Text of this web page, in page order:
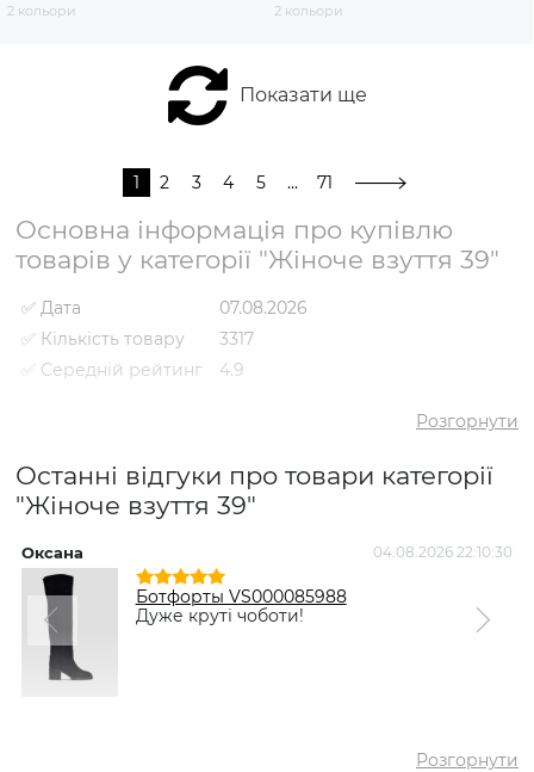
2 кольори
2 кольори
Показати ще
1 2 3 4 5 ... 71
Основна інформація про купівлю
товарів у категорії "Жіноче взуття 39"
✅ Дата
07.08.2026
✅ Кількість товару
3317
✅ Середній рейтинг
4.9
✅ Найдорожчий
товар
8795 грн
товар
Розгорнути
Останні відгуки про товари категорії
"Жіноче взуття 39"
Оксана 04.08.2026 22:10:30
Ботфорты VS000085988
Дуже круті чоботи!
Розгорнути